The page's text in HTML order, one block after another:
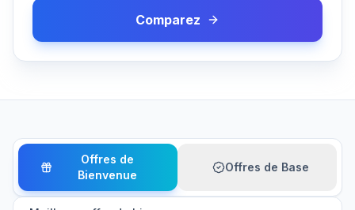
Comparez
Offres de
Bienvenue
Offres de Base